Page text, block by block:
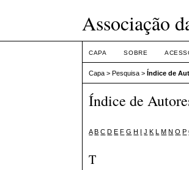
Associação
CAPA SOBRE
Capa >Pesquisa >Índice de
Índice de
A B C D E F G H I J K L M N O P
T